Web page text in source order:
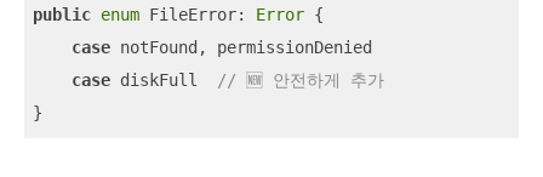
public enum FileError: Error {
case notFound, permissionDenied
case diskFull
// 🆕 안전하게 추가
}